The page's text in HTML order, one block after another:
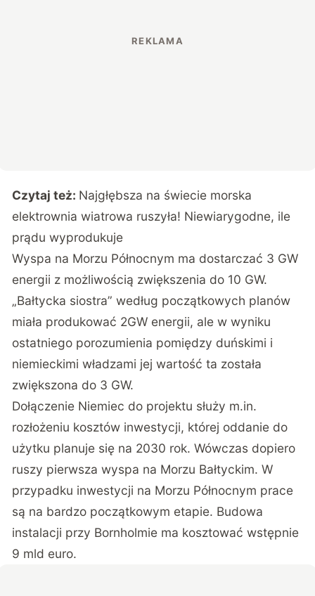
Czytaj też: Najgłębsza na świecie morska
elektrownia wiatrowa ruszyła! Niewiarygodne, ile
prądu wyprodukuje
Wyspa na Morzu Północnym ma dostarczać 3 GW
energii z możliwością zwiększenia do 10 GW.
„Bałtycka siostra” według początkowych planów
miała produkować 2GW energii, ale w wyniku
ostatniego porozumienia pomiędzy duńskimi i
niemieckimi władzami jej wartość ta została
zwiększona do 3 GW.
Dołączenie Niemiec do projektu służy m.in.
rozłożeniu kosztów inwestycji, której oddanie do
użytku planuje się na 2030 rok. Wówczas dopiero
ruszy pierwsza wyspa na Morzu Bałtyckim. W
przypadku inwestycji na Morzu Północnym prace
są na bardzo początkowym etapie. Budowa
instalacji przy Bornholmie ma kosztować wstępnie
9 mld euro.